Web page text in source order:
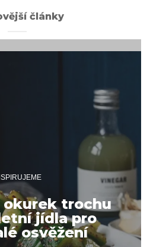
články
okurek trochu
jídla pro
osvěžení